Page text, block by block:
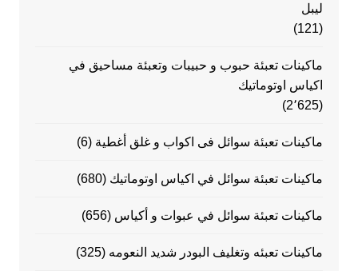
ليبل
(121)
ماكينات تعبئة حبوب و حبيبات وتعبئة مساحيق في
اكياس اوتوماتيك
(2٬625)
ماكينات تعبئة سوائل فى اكواب و غلق أغطية (6)
ماكينات تعبئة سوائل في اكياس اوتوماتيك (680)
ماكينات تعبئة سوائل في عبوات و أكياس (656)
ماكينات تعبئه وتغليف البودر شديد النعومه (325)